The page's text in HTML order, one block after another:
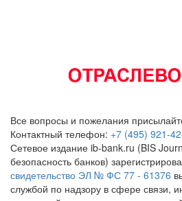
Все вопросы и пожелания
Контактный телефон: +7 (495) 921-
Сетевое издание ib-bank.ru (BIS
безопасность банков)
свидетельство ЭЛ № ФС 77 - 61376
службой по надзору в сфере связи,